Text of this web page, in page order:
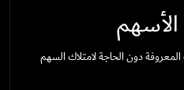
دون الحاجة لامتلاك السهم